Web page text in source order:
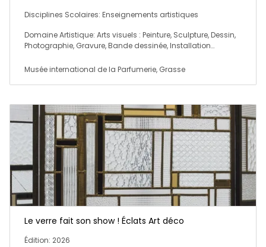
Disciplines Scolaires: Enseignements artistiques
Domaine Artistique: Arts visuels : Peinture, Sculpture, Dessin,
Photographie, Gravure, Bande dessinée, Installation…
Musée international de la Parfumerie, Grasse
Le verre fait son show ! Éclats Art déco
Édition: 2026